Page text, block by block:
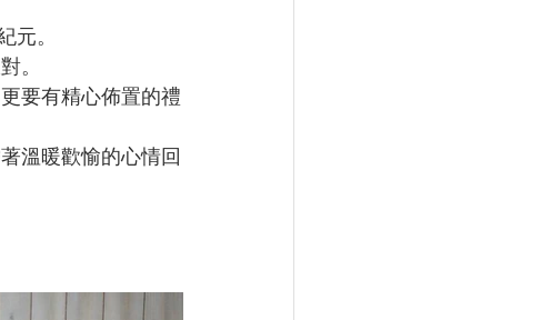
元。
。
要有精心佈置的禮
溫暖歡愉的心情回